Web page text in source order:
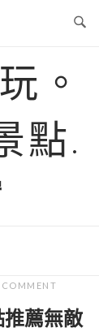
。
點.
COMMENT
推薦無敵